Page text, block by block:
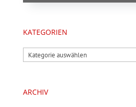
KATEGORIEN
Kategorien
ARCHIV